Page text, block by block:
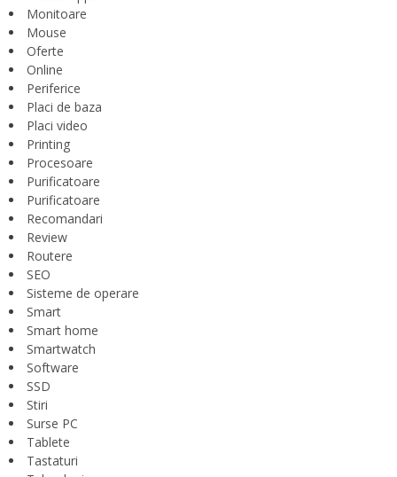
Monitoare
Mouse
Oferte
Online
Periferice
Placi de baza
Placi video
Printing
Procesoare
Purificatoare
Purificatoare
Recomandari
Review
Routere
SEO
Sisteme de operare
Smart
Smart home
Smartwatch
Software
SSD
Stiri
Surse PC
Tablete
Tastaturi